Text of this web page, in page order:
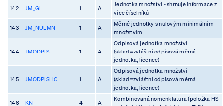
142 JM_GL 1 A
Jednotka množství - shrnuje informace z
více číselníků
143 JM_NULMN 1 A
Měrné jednotky s nulovým minimálním
množstvím
144 JMODPIS 1 A
Odpisová jednotka množství
(sklad=zvláštní odpisová měrná
jednotka, licence)
145 JMODPISLIC 1 A
Odpisová jednotka množství
(sklad=zvláštní odpisová měrná
jednotka, licence)
146 KN 4 A
Kombinovaná nomenklatura (položka HS